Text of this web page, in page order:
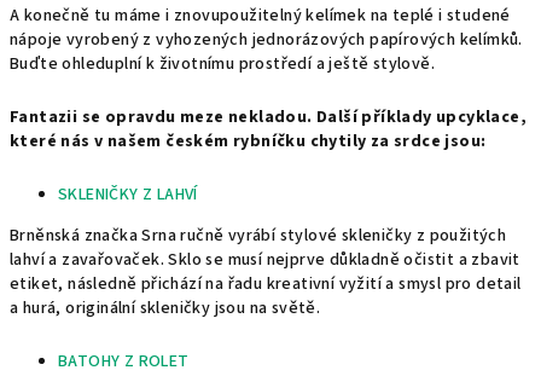
A konečně tu máme i znovupoužitelný kelímek na teplé i studené
nápoje vyrobený z vyhozených jednorázových papírových kelímků.
Buďte ohleduplní k životnímu prostředí a ještě stylově.
Fantazii se opravdu meze nekladou. Další příklady upcyklace,
které nás v našem českém rybníčku chytily za srdce jsou:
SKLENIČKY Z LAHVÍ
Brněnská značka Srna ručně vyrábí stylové skleničky z použitých
lahví a zavařovaček. Sklo se musí nejprve důkladně očistit a zbavit
etiket, následně přichází na řadu kreativní vyžití a smysl pro detail
a hurá, originální skleničky jsou na světě.
BATOHY Z ROLET